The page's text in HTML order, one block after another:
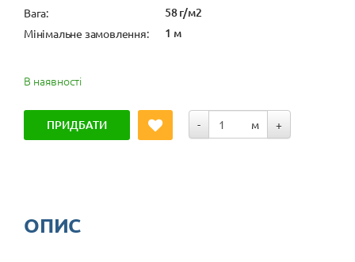
Вага: 58 г/м2
Мінімальне замовлення: 1 м
В наявності
ПРИДБАТИ - м +
ОПИС